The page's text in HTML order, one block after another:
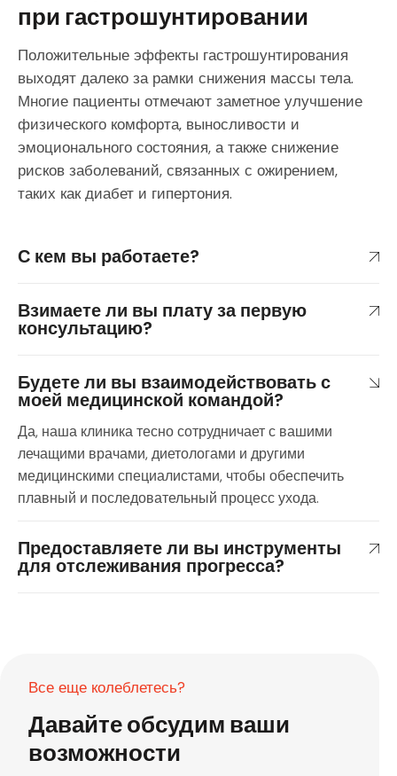
при гастрошунтировании
Положительные эффекты гастрошунтирования
выходят далеко за рамки снижения массы тела.
Многие пациенты отмечают заметное улучшение
физического комфорта, выносливости и
эмоционального состояния, а также снижение
рисков заболеваний, связанных с ожирением,
таких как диабет и гипертония.
С кем вы работаете?
Взимаете ли вы плату за первую
консультацию?
Будете ли вы взаимодействовать с
моей медицинской командой?
Да, наша клиника тесно сотрудничает с вашими
лечащими врачами, диетологами и другими
медицинскими специалистами, чтобы обеспечить
плавный и последовательный процесс ухода.
Предоставляете ли вы инструменты
для отслеживания прогресса?
Все еще колеблетесь?
Давайте обсудим ваши
возможности